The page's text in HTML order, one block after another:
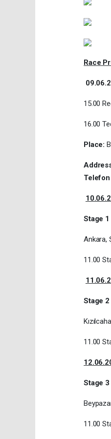
Race
15.00
16.00
Place:
Telefon
Stage
Ankara,
11.00
Stage 2
11.00
Stage
11.00